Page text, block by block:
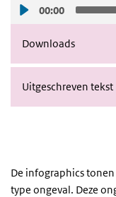
00:00
Downloads
Uitgeschreven tekst
De infographics
type ongeval. Deze